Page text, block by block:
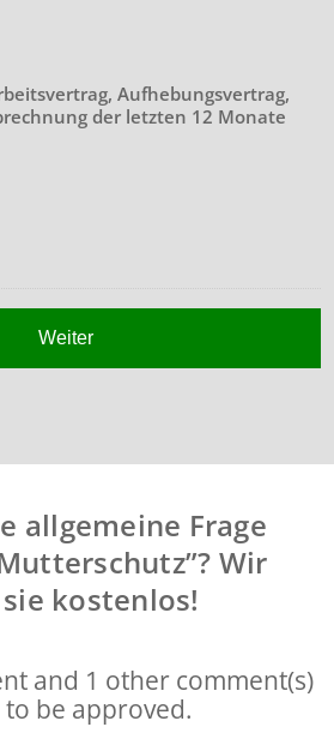
Aufhebungsvertrag,
der letzten 12 Monate
allgemeine Frage
Wir
kostenlos!
and 1 other comment(s)
to be approved.